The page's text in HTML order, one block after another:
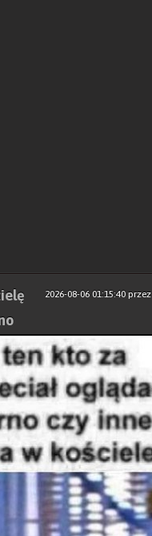
2026-08-06 01:15:40przez